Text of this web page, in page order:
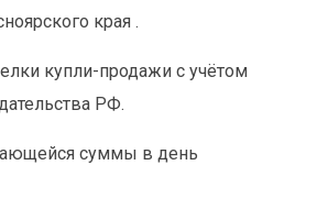
края .
купли-продажи с учётом
РФ.
суммы в день